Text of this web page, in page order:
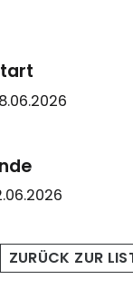
ZURÜCK ZUR